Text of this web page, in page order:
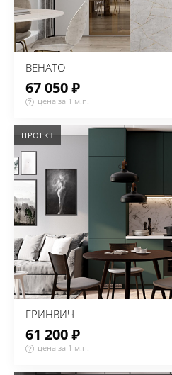
ВЕНАТО
67 050 ₽
цена за 1 м.п.
ПРОЕКТ
ГРИНВИЧ
61 200 ₽
цена за 1 м.п.